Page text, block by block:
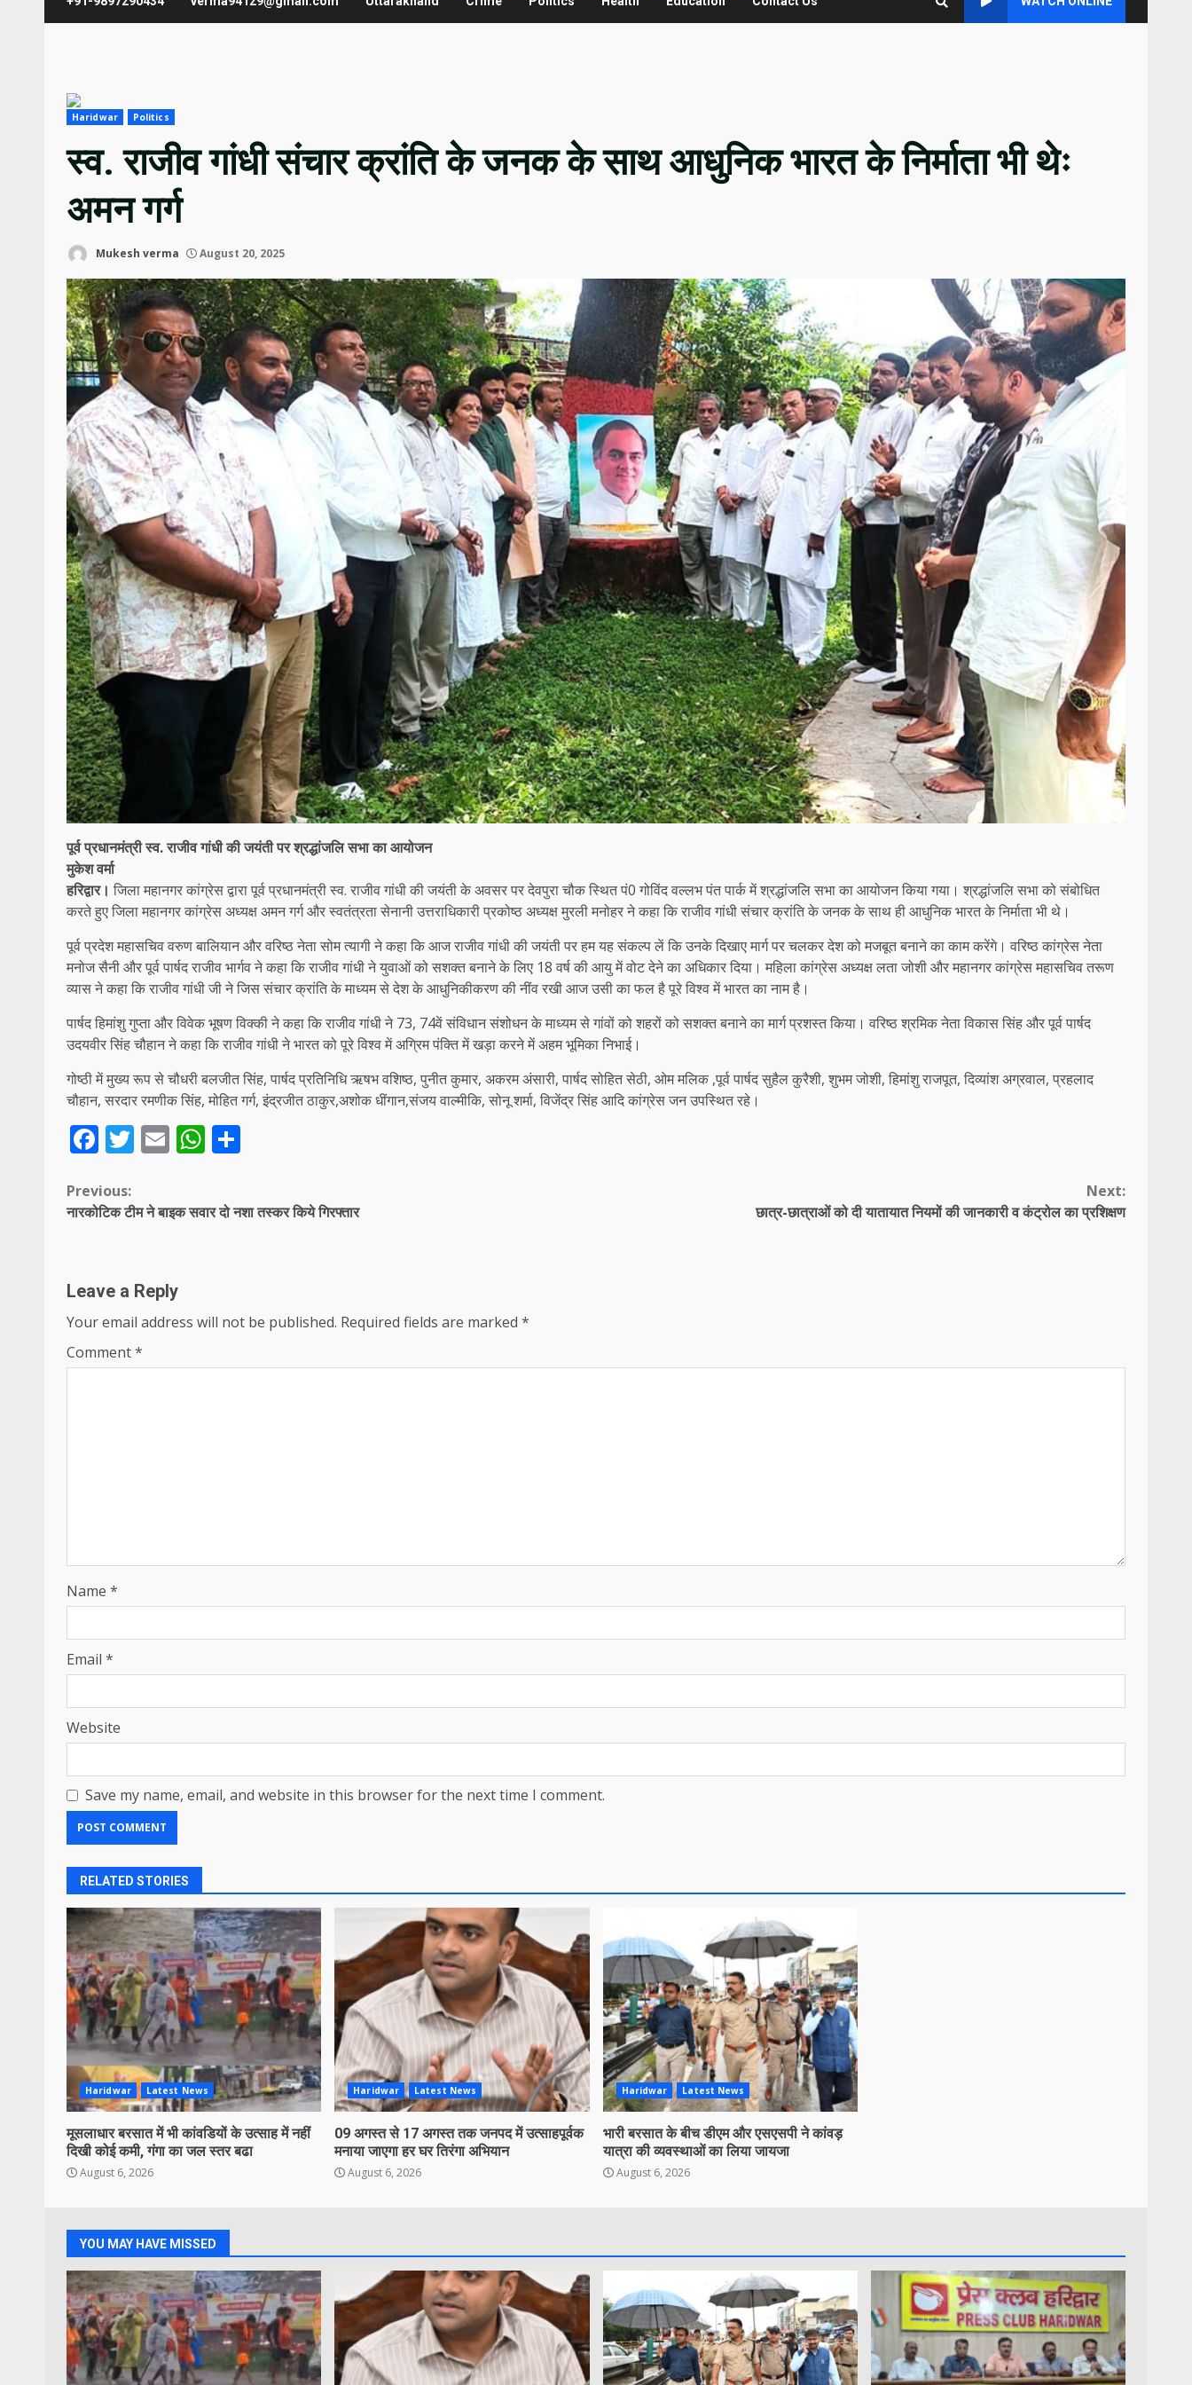
Haridwar Politics
स्व. राजीव गांधी संचार क्रांति के जनक के साथ आधुनिक भारत के निर्माता भी थेः
अमन गर्ग
Mukesh verma August 20, 2025
पूर्व प्रधानमंत्री स्व. राजीव गांधी की जयंती पर श्रद्धांजलि सभा का आयोजन
मुकेश वर्मा
हरिद्वार। जिला महानगर कांग्रेस द्वारा पूर्व प्रधानमंत्री स्व. राजीव गांधी की जयंती के अवसर पर देवपुरा चौक स्थित पं0 गोविंद वल्लभ पंत पार्क में श्रद्धांजलि सभा का आयोजन किया गया। श्रद्धांजलि सभा को संबोधित
करते हुए जिला महानगर कांग्रेस अध्यक्ष अमन गर्ग और स्वतंत्रता सेनानी उत्तराधिकारी प्रकोष्ठ अध्यक्ष मुरली मनोहर ने कहा कि राजीव गांधी संचार क्रांति के जनक के साथ ही आधुनिक भारत के निर्माता भी थे।
पूर्व प्रदेश महासचिव वरुण बालियान और वरिष्ठ नेता सोम त्यागी ने कहा कि आज राजीव गांधी की जयंती पर हम यह संकल्प लें कि उनके दिखाए मार्ग पर चलकर देश को मजबूत बनाने का काम करेंगे। वरिष्ठ कांग्रेस नेता
मनोज सैनी और पूर्व पार्षद राजीव भार्गव ने कहा कि राजीव गांधी ने युवाओं को सशक्त बनाने के लिए 18 वर्ष की आयु में वोट देने का अधिकार दिया। महिला कांग्रेस अध्यक्ष लता जोशी और महानगर कांग्रेस महासचिव तरूण
व्यास ने कहा कि राजीव गांधी जी ने जिस संचार क्रांति के माध्यम से देश के आधुनिकीकरण की नींव रखी आज उसी का फल है पूरे विश्व में भारत का नाम है।
पार्षद हिमांशु गुप्ता और विवेक भूषण विक्की ने कहा कि राजीव गांधी ने 73, 74वें संविधान संशोधन के माध्यम से गांवों को शहरों को सशक्त बनाने का मार्ग प्रशस्त किया। वरिष्ठ श्रमिक नेता विकास सिंह और पूर्व पार्षद
उदयवीर सिंह चौहान ने कहा कि राजीव गांधी ने भारत को पूरे विश्व में अग्रिम पंक्ति में खड़ा करने में अहम भूमिका निभाई।
गोष्ठी में मुख्य रूप से चौधरी बलजीत सिंह, पार्षद प्रतिनिधि ऋषभ वशिष्ठ, पुनीत कुमार, अकरम अंसारी, पार्षद सोहित सेठी, ओम मलिक ,पूर्व पार्षद सुहैल कुरैशी, शुभम जोशी, हिमांशु राजपूत, दिव्यांश अग्रवाल, प्रहलाद
चौहान, सरदार रमणीक सिंह, मोहित गर्ग, इंद्रजीत ठाकुर,अशोक धींगान,संजय वाल्मीकि, सोनू शर्मा, विजेंद्र सिंह आदि कांग्रेस जन उपस्थित रहे।
Facebook
Twitter
EmailWhatsApp
Continue
Previous:
नारकोटिक टीम ने बाइक सवार दो नशा तस्कर किये गिरफ्तार
Next:
छात्र-छात्राओं को दी यातायात नियमों की जानकारी व कंट्रोल का प्रशिक्षण
Leave a Reply
Your email address will not be published. Required fields are marked *
Comment*
Name *
Email *
Website
Save my name, email, and website in this browser for the next time I comment.
RELATED STORIES
Haridwar Latest News
मूसलाधार बरसात में भी कांवडियों के उत्साह में नहीं
दिखी कोई कमी, गंगा का जल स्तर बढा
August 6, 2026
Haridwar Latest News
09 अगस्त से 17 अगस्त तक जनपद में उत्साहपूर्वक
मनाया जाएगा हर घर तिरंगा अभियान
August 6, 2026
Haridwar Latest News
भारी बरसात के बीच डीएम और एसएसपी ने कांवड़
यात्रा की व्यवस्थाओं का लिया जायजा
August 6, 2026
YOU MAY HAVE MISSED